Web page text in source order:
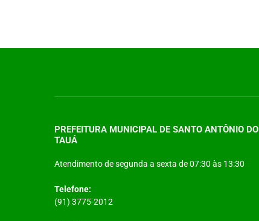
PREFEITURA MUNICIPAL DE SANTO ANTÔNIO DO
TAUÁ
Atendimento de segunda a sexta de 07:30 às 13:30
Telefone:
(91) 3775-2012